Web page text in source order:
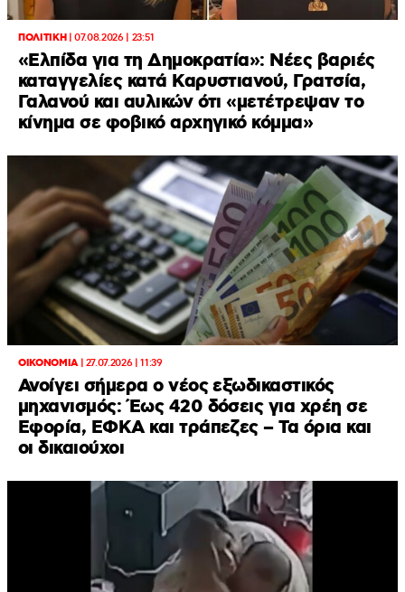
ΠΟΛΙΤΙΚΗ|07.08.2026 | 23:51
«Ελπίδα για τη Δημοκρατία»: Νέες βαριές
καταγγελίες κατά Καρυστιανού, Γρατσία,
Γαλανού και αυλικών ότι «μετέτρεψαν το
κίνημα σε φοβικό αρχηγικό κόμμα»
ΟΙΚΟΝΟΜΙΑ| 27.07.2026 | 11:39
Ανοίγει σήμερα ο νέος εξωδικαστικός
μηχανισμός: Έως 420 δόσεις για χρέη σε
Εφορία, ΕΦΚΑ και τράπεζες – Τα όρια και
οι δικαιούχοι